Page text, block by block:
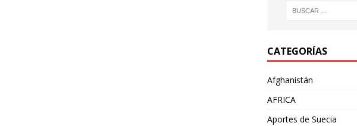
CATEGORÍAS
Afghanistán
AFRICA
Aportes de Suecia